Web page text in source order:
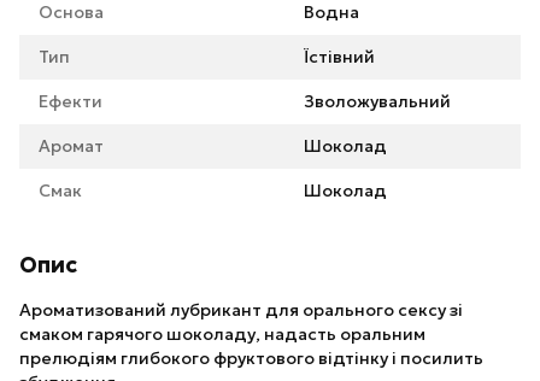
Основа Водна
Тип Їстівний
Ефекти Зволожувальний
Аромат Шоколад
Смак Шоколад
Опис
Ароматизований лубрикант для орального сексу зі
смаком гарячого шоколаду, надасть оральним
прелюдіям глибокого фруктового відтінку і посилить